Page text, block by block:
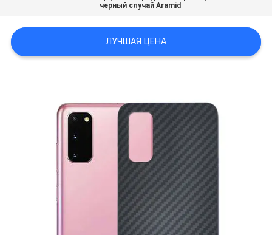
САЙТА
PRIVACY
черный случай Aramid
ЛУЧШАЯ ЦЕНА